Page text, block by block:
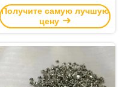
штифт с длиной 8 мм и
никелевая латунь для
Получите самую лучшую
цену